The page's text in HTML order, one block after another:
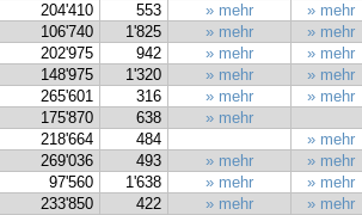
204'410 553 » mehr
» mehr
106'740 1'825 » mehr
» mehr
202'975 942 » mehr
» mehr
148'975 1'320 » mehr
» mehr
265'601 316 » mehr
» mehr
175'870 638
» mehr
218'664 484
» mehr
269'036 493 » mehr
» mehr
97'560 1'638 » mehr
» mehr
233'850 422 » mehr
» mehr